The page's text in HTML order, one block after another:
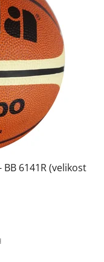
6141R (velikost